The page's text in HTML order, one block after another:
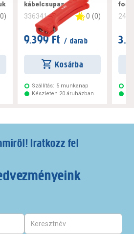
0)
kábelcsupaszító
336341 0 (0)
9.399 Ft / darab
Kosárba
Szállítás: 5 munkanap
Készleten 20 áruházban
Iratkozz fel